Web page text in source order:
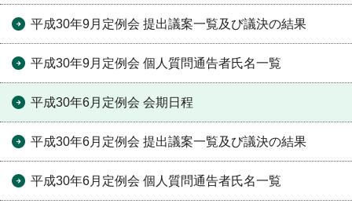
平成30年9月定例会 提出議案一覧及び議決の結果
平成30年9月定例会 個人質問通告者氏名一覧
平成30年6月定例会 会期日程
平成30年6月定例会 提出議案一覧及び議決の結果
平成30年6月定例会 個人質問通告者氏名一覧